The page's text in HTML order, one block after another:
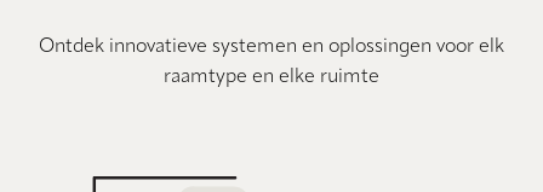
Ontdek innovatieve systemen en oplossingen voor elk
raamtype en elke ruimte